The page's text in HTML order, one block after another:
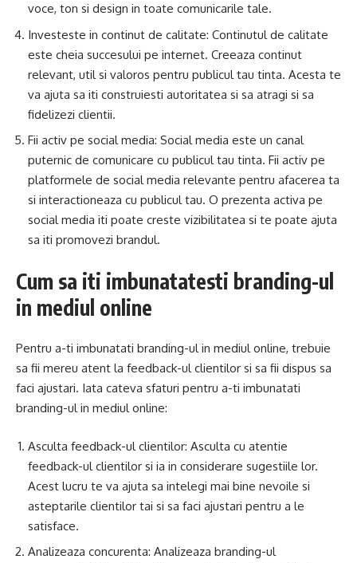
voce, ton si design in toate comunicarile tale.
Investeste in continut de calitate: Continutul de calitate
este cheia succesului pe internet. Creeaza continut
relevant, util si valoros pentru publicul tau tinta. Acesta te
va ajuta sa iti construiesti autoritatea si sa atragi si sa
fidelizezi clientii.
Fii activ pe social media: Social media este un canal
puternic de comunicare cu publicul tau tinta. Fii activ pe
platformele de social media relevante pentru afacerea ta
si interactioneaza cu publicul tau. O prezenta activa pe
social media iti poate creste vizibilitatea si te poate ajuta
sa iti promovezi brandul.
Cum sa iti imbunatatesti branding-ul
in mediul online
Pentru a-ti imbunatati branding-ul in mediul online, trebuie
sa fii mereu atent la feedback-ul clientilor si sa fii dispus sa
faci ajustari. Iata cateva sfaturi pentru a-ti imbunatati
branding-ul in mediul online:
Asculta feedback-ul clientilor: Asculta cu atentie
feedback-ul clientilor si ia in considerare sugestiile lor.
Acest lucru te va ajuta sa intelegi mai bine nevoile si
asteptarile clientilor tai si sa faci ajustari pentru a le
satisface.
Analizeaza concurenta: Analizeaza branding-ul